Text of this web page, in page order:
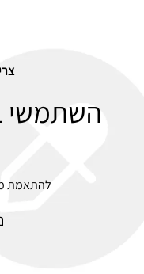
השתמשי
להתאמת